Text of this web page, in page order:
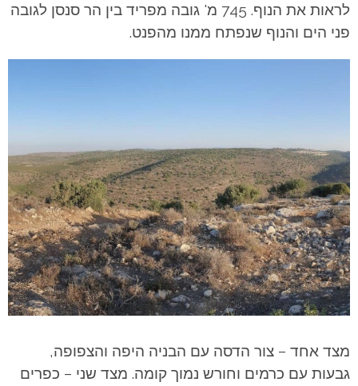
לראות את הנוף. 745 מ' גובה מפריד בין הר סנסן לגובה
פני הים והנוף שנפתח ממנו מהפנט.
מצד אחד – צור הדסה עם הבניה היפה והצפופה,
גבעות עם כרמים וחורש נמוך קומה. מצד שני – כפרים